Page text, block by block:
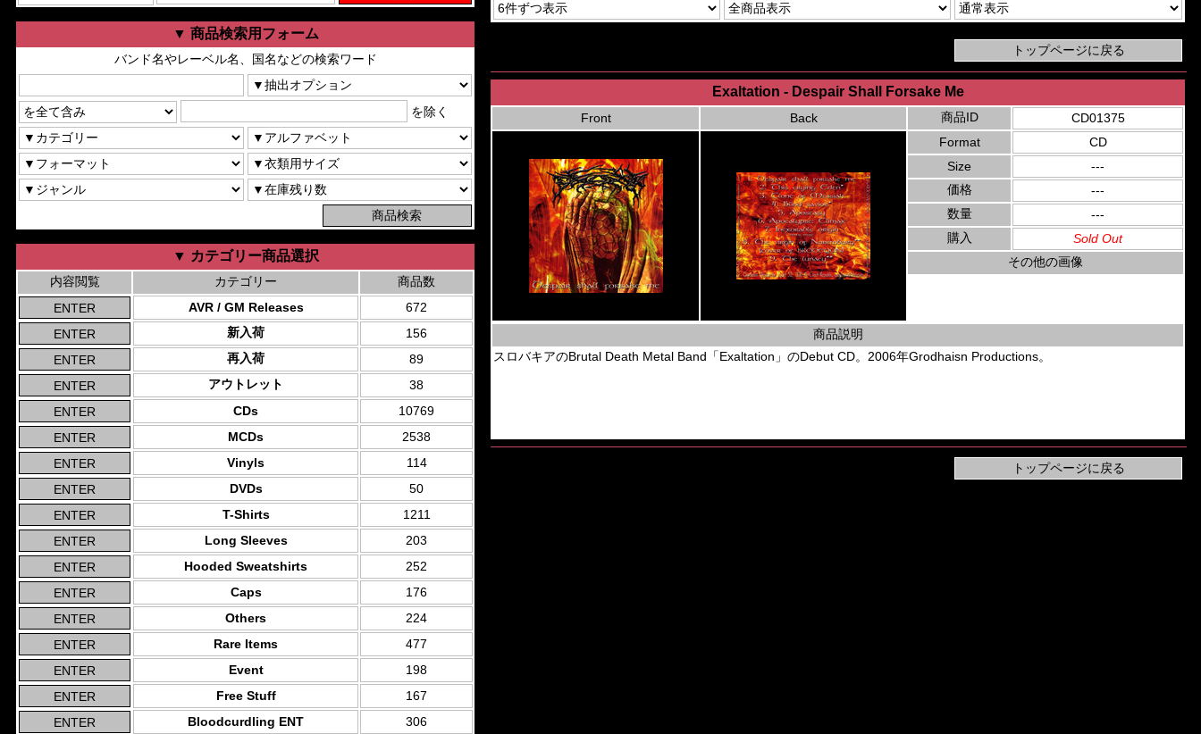
▼ 商品検索用フォーム
バンド名やレーベル名、国名などの検索ワード
を除く
▼ カテゴリー商品選択
内容閲覧 カテゴリー
商品数
AVR / GM Releases
672
新入荷
156
再入荷
89
アウトレット
38
CDs
10769
MCDs
2538
Vinyls
114
DVDs
50
T-Shirts
1211
Long Sleeves
203
Hooded Sweatshirts
252
Caps
176
Others
224
Rare Items
477
Event
198
Free Stuff
167
Bloodcurdling ENT
306
Exaltation - Despair Shall Forsake Me
Front Back 商品ID
CD01375
Format
CD
Size
---
価格
---
数量
---
購入
Sold Out
その他の画像
商品説明
スロバキアのBrutal Death Metal Band「Exaltation」のDebut CD。2006年Grodhaisn Productions。